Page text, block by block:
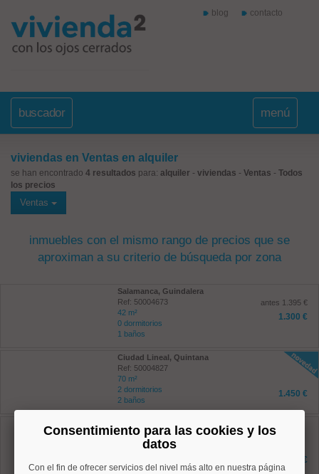
blog contacto
buscador menú
viviendas en Ventas en alquiler
se han encontrado 4 resultados para: alquiler - viviendas - Ventas - Todos
los precios
Ventas
inmuebles con el mismo rango de precios que se
aproximan a su criterio de búsqueda por zona
Salamanca, Guindalera
Ref: 50004673
42 m²
0 dormitorios
1 baños
antes 1.395 €
1.300 €
Ciudad Lineal, Quintana
Ref: 50004827
70 m²
2 dormitorios
2 baños
1.450 €
Ref: 50004287
1 baños
1.600 €
Consentimiento para las cookies y los
datos
Con el fin de ofrecer servicios del nivel más alto en nuestra página